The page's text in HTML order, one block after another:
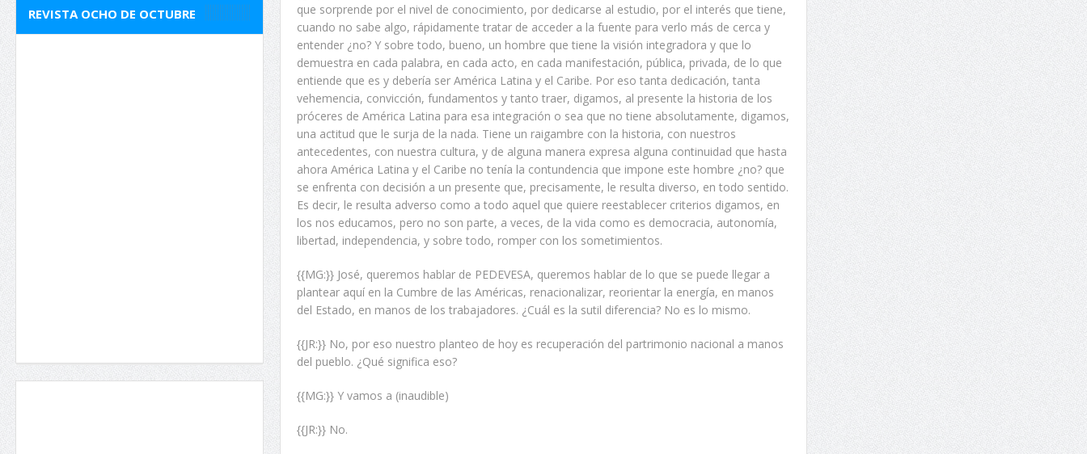
que sorprende por el nivel de conocimiento, por dedicarse al estudio, por el interés que tiene,
cuando no sabe algo, rápidamente tratar de acceder a la fuente para verlo más de cerca y
entender ¿no? Y sobre todo, bueno, un hombre que tiene la visión integradora y que lo
demuestra en cada palabra, en cada acto, en cada manifestación, pública, privada, de lo que
entiende que es y debería ser América Latina y el Caribe. Por eso tanta dedicación, tanta
vehemencia, convicción, fundamentos y tanto traer, digamos, al presente la historia de los
próceres de América Latina para esa integración o sea que no tiene absolutamente, digamos,
una actitud que le surja de la nada. Tiene un raigambre con la historia, con nuestros
antecedentes, con nuestra cultura, y de alguna manera expresa alguna continuidad que hasta
ahora América Latina y el Caribe no tenía la contundencia que impone este hombre ¿no? que
se enfrenta con decisión a un presente que, precisamente, le resulta diverso, en todo sentido.
Es decir, le resulta adverso como a todo aquel que quiere reestablecer criterios digamos, en
los nos educamos, pero no son parte, a veces, de la vida como es democracia, autonomía,
libertad, independencia, y sobre todo, romper con los sometimientos.
{{MG:}} José, queremos hablar de PEDEVESA, queremos hablar de lo que se puede llegar a
plantear aquí en la Cumbre de las Américas, renacionalizar, reorientar la energía, en manos
del Estado, en manos de los trabajadores. ¿Cuál es la sutil diferencia? No es lo mismo.
{{JR:}} No, por eso nuestro planteo de hoy es recuperación del partrimonio nacional a manos
del pueblo. ¿Qué significa eso?
{{MG:}} Y vamos a (inaudible)
{{JR:}} No.
REVISTA OCHO DE OCTUBRE